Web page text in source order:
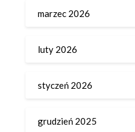
marzec 2026
luty 2026
styczeń 2026
grudzień 2025